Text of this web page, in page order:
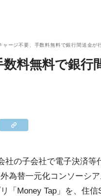
ャージ不要、手数料無料で銀行間送金が
料無料で銀
社の子会社で電子決済等
為替一元化コンソーシ
「Money Tap」を、住